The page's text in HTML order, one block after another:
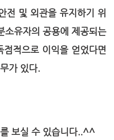
전 및 외관을 유지하기 위
소유자의 공용에 제공되는
적으로 이익을 얻었다면
가 있다.
보실 수 있습니다..^^